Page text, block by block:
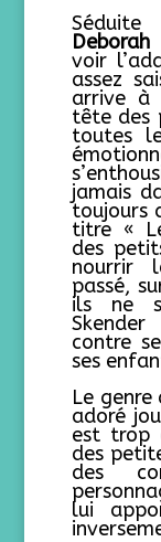
Deborah
voir
assez
arrive à
tête des
toutes
jamais
toujours
titre «
des
nourrir
passé,
ils ne
contre
ses
Le
adoré
est trop
des
des
lui